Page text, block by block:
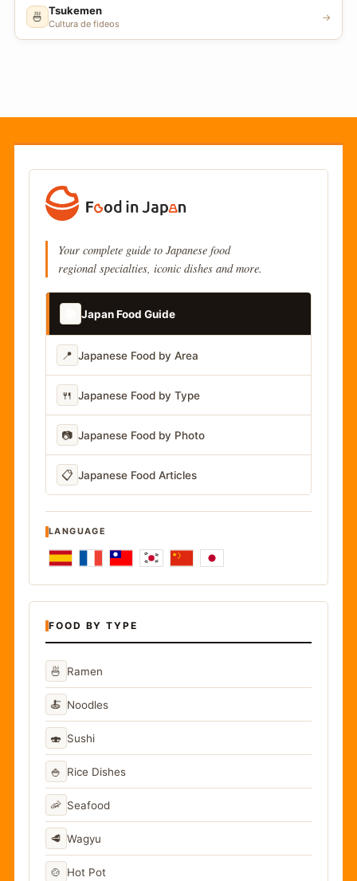
🍜 Tsukemen
Cultura de fideos
→
Your complete guide to Japanese food
regional specialties, iconic dishes and more.
Japan Food Guide
📍 Japanese Food by Area
🍴 Japanese Food by Type
📷 Japanese Food by Photo
📋 Japanese Food Articles
LANGUAGE
FOOD BY TYPE
🍜 Ramen
🍝 Noodles
🍣 Sushi
🍚 Rice Dishes
🦐 Seafood
🥩 Wagyu
🍲 Hot Pot